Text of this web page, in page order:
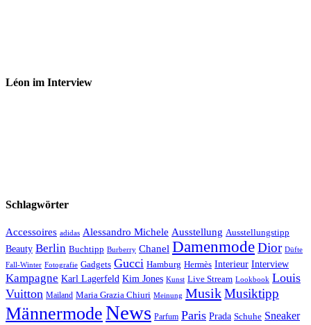
Léon im Interview
Schlagwörter
Accessoires adidas Alessandro Michele Ausstellung Ausstellungstipp
Beauty Berlin Buchtipp Burberry Chanel DamenmodeDior Düfte
Fall-Winter Fotografie Gadgets Gucci Hamburg Hermès Interieur Interview
Kampagne Karl Lagerfeld Kim Jones Kunst Live Stream Lookbook Louis
Vuitton Mailand Maria Grazia Chiuri Meinung MusikMusiktipp
MännermodeNews Parfum Paris Prada Schuhe Sneaker